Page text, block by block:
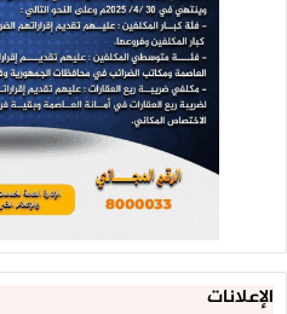
الإعلانات